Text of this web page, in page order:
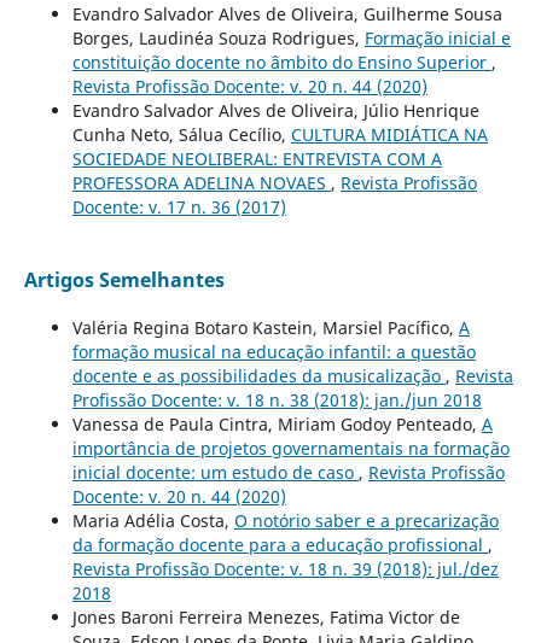
Evandro Salvador Alves de Oliveira, Guilherme Sousa
Borges, Laudinéa Souza Rodrigues, Formação inicial e
constituição docente no âmbito do Ensino Superior ,
Revista Profissão Docente: v. 20 n. 44 (2020)
Evandro Salvador Alves de Oliveira, Júlio Henrique
Cunha Neto, Sálua Cecílio, CULTURA MIDIÁTICA NA
SOCIEDADE NEOLIBERAL: ENTREVISTA COM A
PROFESSORA ADELINA NOVAES , Revista Profissão
Docente: v. 17 n. 36 (2017)
Artigos Semelhantes
Valéria Regina Botaro Kastein, Marsiel Pacífico, A
formação musical na educação infantil: a questão
docente e as possibilidades da musicalização , Revista
Profissão Docente: v. 18 n. 38 (2018): jan./jun 2018
Vanessa de Paula Cintra, Miriam Godoy Penteado, A
importância de projetos governamentais na formação
inicial docente: um estudo de caso , Revista Profissão
Docente: v. 20 n. 44 (2020)
Maria Adélia Costa, O notório saber e a precarização
da formação docente para a educação profissional ,
Revista Profissão Docente: v. 18 n. 39 (2018): jul./dez
2018
Jones Baroni Ferreira Menezes, Fatima Victor de